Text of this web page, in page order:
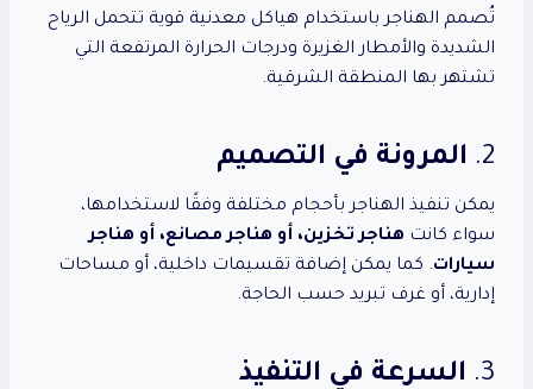
تُصمم الهناجر باستخدام هياكل معدنية قوية تتحمل الرياح
الشديدة والأمطار الغزيرة ودرجات الحرارة المرتفعة التي
تشتهر بها المنطقة الشرقية.
2. المرونة في التصميم
يمكن تنفيذ الهناجر بأحجام مختلفة وفقًا لاستخدامها،
سواء كانت هناجر تخزين، أو هناجر مصانع، أو هناجر
سيارات. كما يمكن إضافة تقسيمات داخلية، أو مساحات
إدارية، أو غرف تبريد حسب الحاجة.
3. السرعة في التنفيذ